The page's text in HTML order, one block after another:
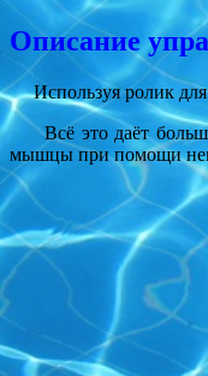
Описание
Используя ролик для
Всё это даёт большой
мышцы при помощи